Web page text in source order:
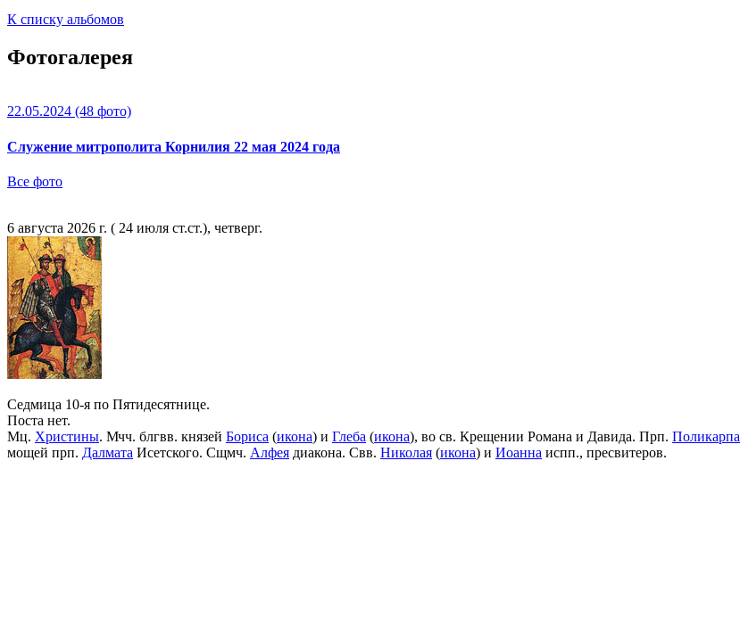
К списку альбомов
Фотогалерея
22.05.2024 (48 фото)
Служение митрополита Корнилия 22 мая 2024 года
Все фото
6 августа 2026 г. ( 24 июля ст.ст.), четверг.
Седмица 10-я по Пятидесятнице.
Поста нет.
Мц. Христины. Мчч. блгвв. князей Бориса (икона) и Глеба (икона), во св. Крещении Романа и Давида. Прп. Поликарпа
мощей прп. Далмата Исетского. Сщмч. Алфея диакона. Свв. Николая (икона) и Иоанна испп., пресвитеров.